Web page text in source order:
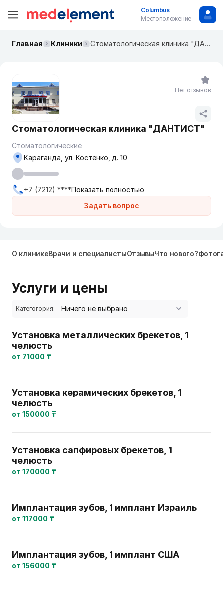
Columbus
Местоположение
Главная Клиники Стоматологическая клиника "ДАНТИСТ"
Стоматологическая клиника "ДАНТИСТ"
Стоматологические
Задать вопрос
Караганда, ул. Костенко, д. 10
+7 (7212) ****Показать полностью
Нет отзывов
О клиникеВрачи и специалистыОтзывыЧто нового?
Услуги и цены
Категогория:
Установка металлических брекетов, 1
челюсть
от 71000 ₸
Установка керамических брекетов, 1
челюсть
от 150000 ₸
Установка сапфировых брекетов, 1
челюсть
от 170000 ₸
Имплантация зубов, 1 имплант Израиль
от 117000 ₸
Имплантация зубов, 1 имплант США
от 156000 ₸